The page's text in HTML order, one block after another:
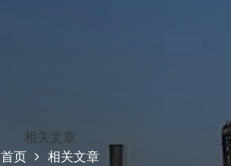
相关文章
首页
相关文章